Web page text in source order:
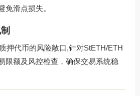
免滑点损失。
押代币的风险敞口,针对StETH/ETH
限额及风控检查，确保交易系统稳